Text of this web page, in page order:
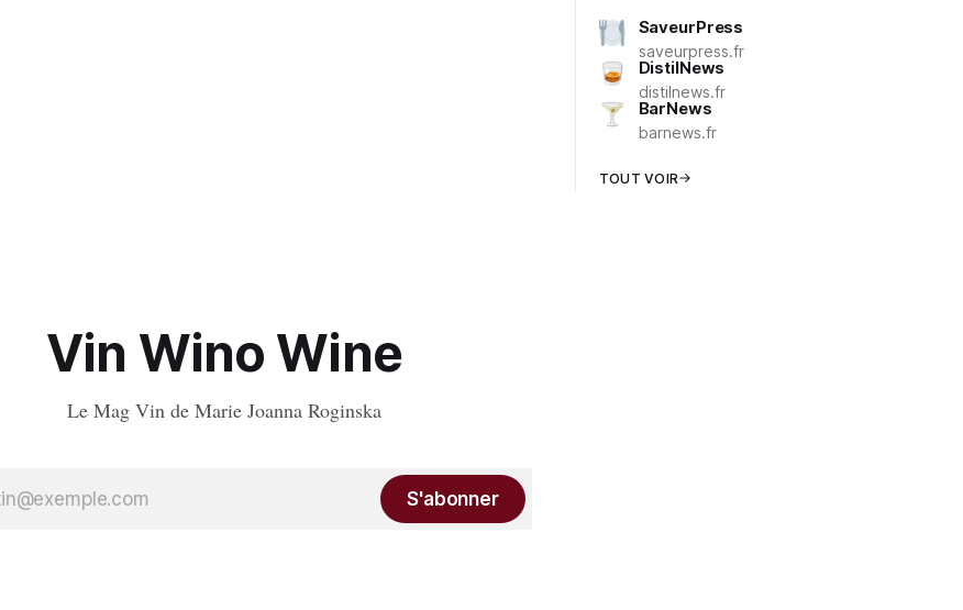
SaveurPress
saveurpress.fr
DistilNews
distilnews.fr
BarNews
barnews.fr
TOUT VOIR
Vin Wino Wine
Le Mag Vin de Marie Joanna Roginska
S'abonner